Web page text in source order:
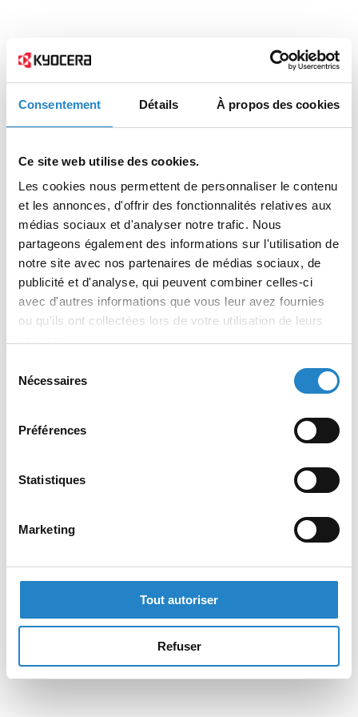
Consentement Détails À propos des cookies
Ce site web utilise des cookies.
Les cookies nous permettent de personnaliser le contenu
et les annonces, d'offrir des fonctionnalités relatives aux
médias sociaux et d'analyser notre trafic. Nous
partageons également des informations sur l'utilisation de
notre site avec nos partenaires de médias sociaux, de
publicité et d'analyse, qui peuvent combiner celles-ci
avec d'autres informations que vous leur avez fournies
ou qu'ils ont collectées lors de votre utilisation de leurs
Nécessaires
Préférences
Statistiques
Marketing
Tout autoriser
Refuser